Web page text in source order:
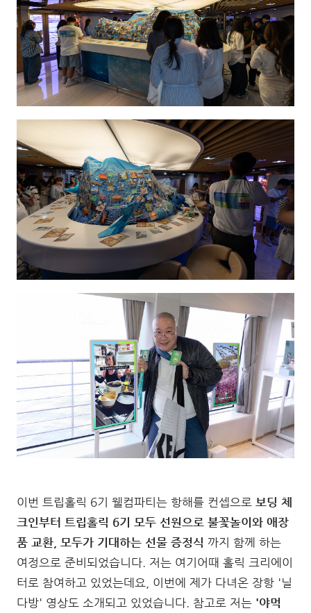
이번 트립홀릭 6기 웰컴파티는 항해를 컨셉으로 보딩 체
크인부터 트립홀릭 6기 모두 선원으로 불꽃놀이와 애장
품 교환, 모두가 기대하는 선물 증정식 까지 함께 하는
여정으로 준비되었습니다. 저는 여기어때 홀릭 크리에이
터로 참여하고 있었는데요, 이번에 제가 다녀온 장항 '닐
다방' 영상도 소개되고 있었습니다. 참고로 저는 '야먹